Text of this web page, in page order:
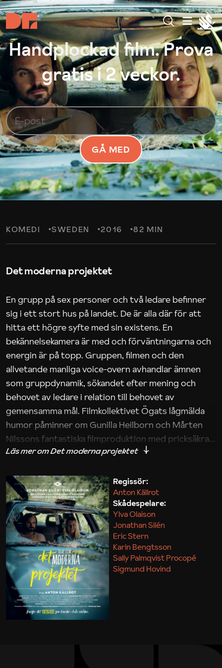
Handplockad film. Prova
gratis i 2 veckor.
GÅ MED
KOMEDI SWEDEN 2016 82 MIN
Det moderna projektet
En grupp på sex personer och två ledare befinner
sig i ett stort hus på landet. De är alla där för att
hitta ett högre syfte med sin existens. En
bekännelsekamera är med och förväntningarna och
energin är på topp. Gruppen, filmen och den
allvetande manliga voice-overn avhandlar ämnen
som gruppdynamik, sökandet efter mening och
behovet av ledare i relation till behovet av
gemensamma mål. Filmkollektivet Ögats lågmälda
humor påminner om Gunilla Heilborn och Mårten
Nilssons fantastiska filmproduktion med pricksäkra
iakttagelser om hur svårt det kan vara att omsätta
Maja Kekonius
Regissör:
Anton Källrot
Skådespelare:
Ylva Olaison
Jonathan Silén
Eric Stern
Karin Bengtsson
Sally Palmqvist Procopé
Sigmund Hovind